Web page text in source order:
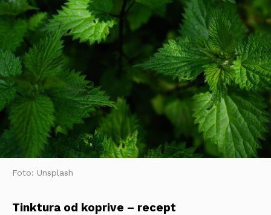
Foto: Unsplash
Tinktura od koprive – recept